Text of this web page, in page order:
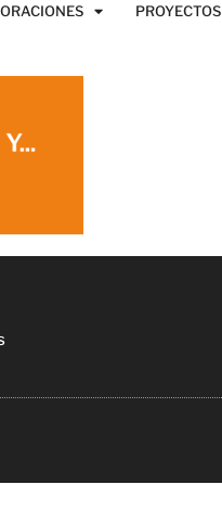
PROYECTOS